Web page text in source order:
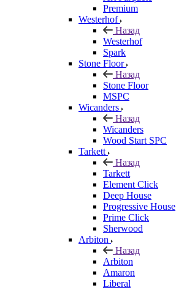
Premium
Westerhof
Назад
Westerhof
Spark
Stone Floor
Назад
Stone Floor
MSPC
Wicanders
Назад
Wicanders
Wood Start SPC
Tarkett
Назад
Tarkett
Element Click
Deep House
Progressive House
Prime Click
Sherwood
Arbiton
Назад
Arbiton
Amaron
Liberal